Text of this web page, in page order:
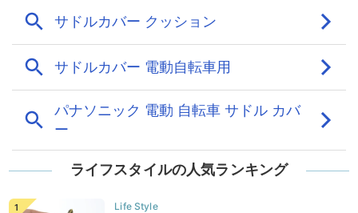
ライフスタイルの人気ランキング